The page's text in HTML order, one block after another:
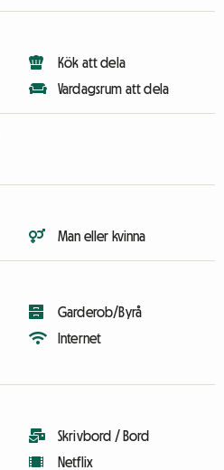
Kök att dela
Vardagsrum att dela
Man eller kvinna
Garderob/Byrå
Internet
Skrivbord / Bord
Netflix